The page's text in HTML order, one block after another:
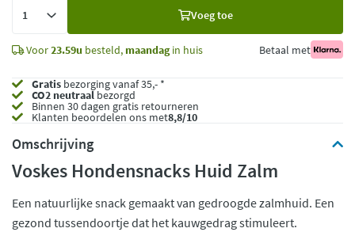
Voeg toe
Voor23.59u besteld, maandagin huis Betaal met
Gratis bezorging vanaf 35,- *
CO2 neutraalbezorgd
Binnen 30 dagen gratis retourneren
Klanten beoordelen ons met8,8/10
Omschrijving
Voskes Hondensnacks Huid Zalm
Een natuurlijke snack gemaakt van gedroogde zalmhuid. Een
gezond tussendoortje dat het kauwgedrag stimuleert.